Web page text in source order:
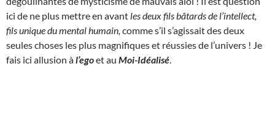
ici de ne plus mettre en avant les deux fils bâtards de l’intellect,
fils unique du mental humain, comme s’il s’agissait des deux
seules choses les plus magnifiques et réussies de l’univers ! Je
fais ici allusion àl’egoet au Moi-Idéalisé